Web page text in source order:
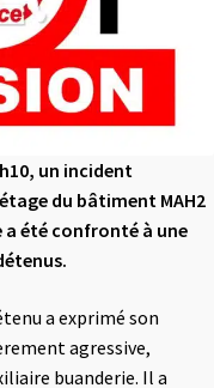
un incident
du bâtiment MAH2
a été confronté à une
a exprimé son
agressive,
buanderie. Il a